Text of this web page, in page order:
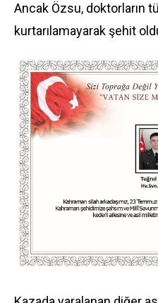
Ancak Özsu, doktorların
kurtarılamayarak şehit